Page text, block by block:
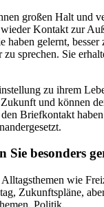
großen Halt und
Kontakt zur
haben gelernt, besser
sprechen. Sie
zu ihrem
und können
Briefkontakt
Sie besonders
wie
Zukunftspläne,
Politik.